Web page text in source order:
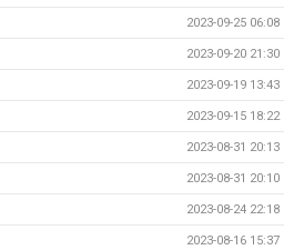
2023-09-25 06:08
2023-09-20 21:30
2023-09-19 13:43
2023-09-15 18:22
2023-08-31 20:13
2023-08-31 20:10
2023-08-24 22:18
2023-08-16 15:37